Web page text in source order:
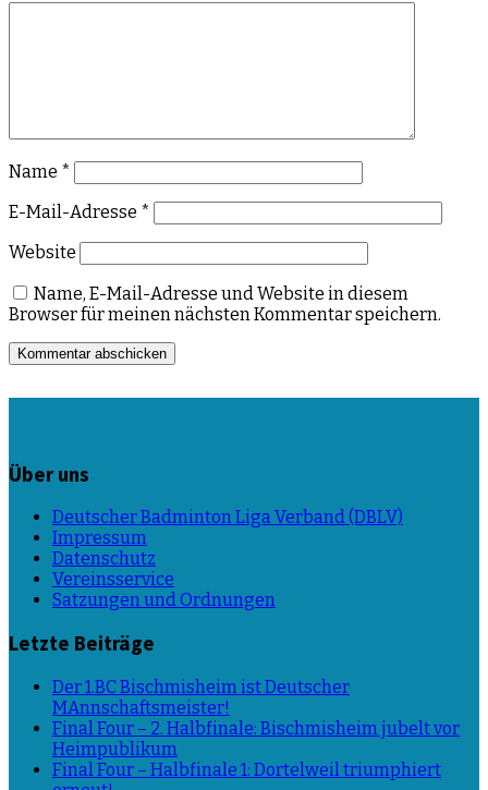
Name *
E-Mail-Adresse *
Website
Name, E-Mail-Adresse und Website in diesem
Browser für meinen nächsten Kommentar speichern.
Über uns
Deutscher Badminton Liga Verband (DBLV)
Impressum
Datenschutz
Vereinsservice
Satzungen und Ordnungen
Letzte Beiträge
Der 1.BC Bischmisheim ist Deutscher
MAnnschaftsmeister!
Final Four – 2. Halbfinale: Bischmisheim jubelt vor
Heimpublikum
Final Four – Halbfinale 1: Dortelweil triumphiert